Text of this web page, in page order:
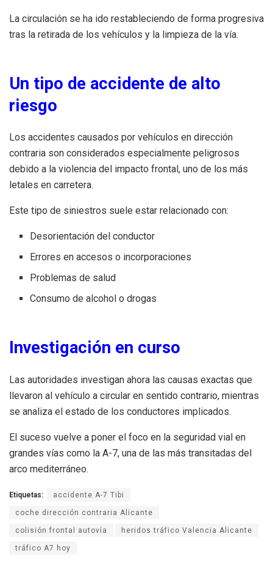
La circulación se ha ido restableciendo de forma progresiva
tras la retirada de los vehículos y la limpieza de la vía.
Un tipo de accidente de alto
riesgo
Los accidentes causados por vehículos en dirección
contraria son considerados especialmente peligrosos
debido a la violencia del impacto frontal, uno de los más
letales en carretera.
Este tipo de siniestros suele estar relacionado con:
Desorientación del conductor
Errores en accesos o incorporaciones
Problemas de salud
Consumo de alcohol o drogas
Investigación en curso
Las autoridades investigan ahora las causas exactas que
llevaron al vehículo a circular en sentido contrario, mientras
se analiza el estado de los conductores implicados.
El suceso vuelve a poner el foco en la seguridad vial en
grandes vías como la A-7, una de las más transitadas del
arco mediterráneo.
Etiquetas: accidente A-7 Tibi
coche dirección contraria Alicante
colisión frontal autovía heridos tráfico Valencia Alicante
tráfico A7 hoy